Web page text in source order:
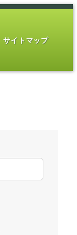
サイトマップ